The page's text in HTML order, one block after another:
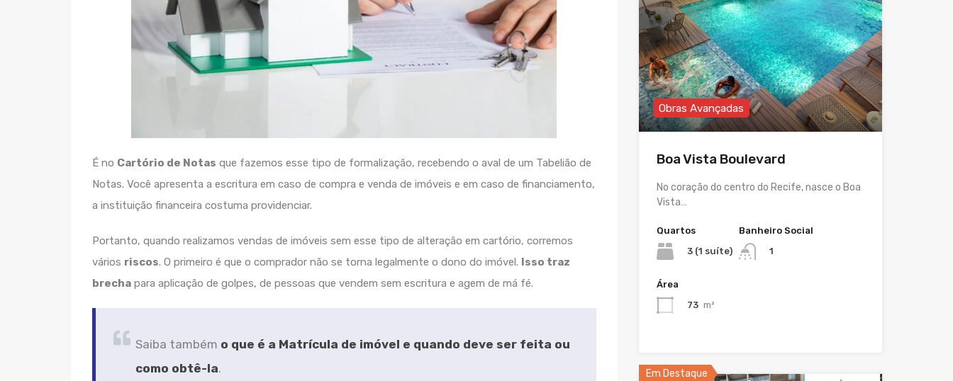
É no Cartório de Notas que fazemos esse tipo de formalização, recebendo o aval de um Tabelião de
Notas. Você apresenta a escritura em caso de compra e venda de imóveis e em caso de financiamento,
a instituição financeira costuma providenciar.
Portanto, quando realizamos vendas de imóveis sem esse tipo de alteração em cartório, corremos
vários riscos. O primeiro é que o comprador não se torna legalmente o dono do imóvel. Isso traz
brecha para aplicação de golpes, de pessoas que vendem sem escritura e agem de má fé.
Saiba também o que é a Matrícula de imóvel e quando deve ser feita ou
como obtê-la.
Obras Avançadas
Boa Vista Boulevard
No coração do centro do Recife, nasce o Boa
Vista…
Quartos
3 (1 suíte)
Banheiro Social
1
Área
73 m²
Em Destaque